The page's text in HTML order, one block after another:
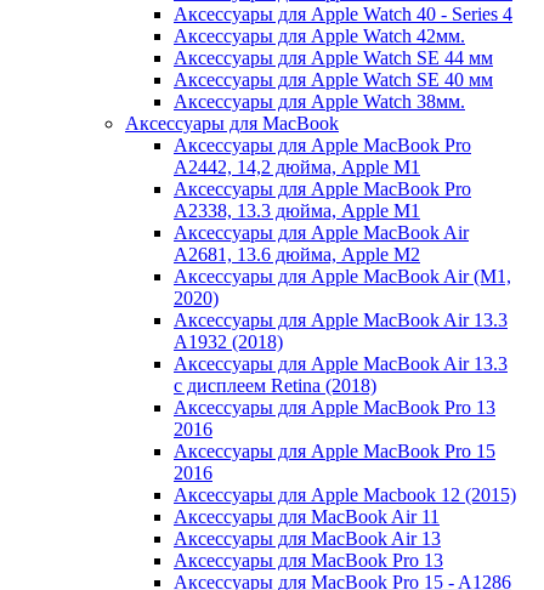
Аксессуары для Apple Watch 40 - Series 4
Аксессуары для Apple Watch 42мм.
Аксессуары для Apple Watch SE 44 мм
Аксессуары для Apple Watch SE 40 мм
Аксессуары для Apple Watch 38мм.
Аксессуары для MacBook
Аксессуары для Apple MacBook Pro
A2442, 14,2 дюйма, Apple M1
Аксессуары для Apple MacBook Pro
A2338, 13.3 дюйма, Apple M1
Аксессуары для Apple MacBook Air
A2681, 13.6 дюйма, Apple M2
Аксессуары для Apple MacBook Air (M1,
2020)
Аксессуары для Apple MacBook Air 13.3
A1932 (2018)
Аксессуары для Apple MacBook Air 13.3
с дисплеем Retina (2018)
Аксессуары для Apple MacBook Pro 13
2016
Аксессуары для Apple MacBook Pro 15
2016
Аксессуары для Apple Macbook 12 (2015)
Аксессуары для MacBook Air 11
Аксессуары для MacBook Air 13
Аксессуары для MacBook Pro 13
Аксессуары для MacBook Pro 15 - A1286